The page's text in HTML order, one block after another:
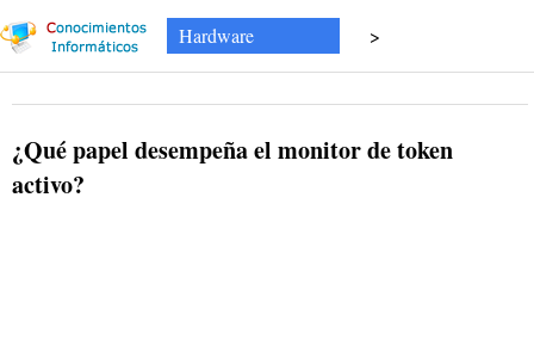
Hardware >
¿Qué papel desempeña el monitor de token
activo?